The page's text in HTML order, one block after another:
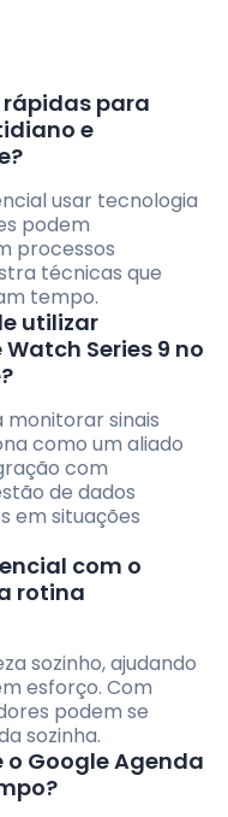
para
e
usar tecnologia
podem
processos
técnicas que
tempo.
utilizar
Series 9 no
monitorar sinais
como um aliado
com
de dados
em situações
com o
rotina
sozinho, ajudando
esforço. Com
podem se
sozinha.
o Google Agenda